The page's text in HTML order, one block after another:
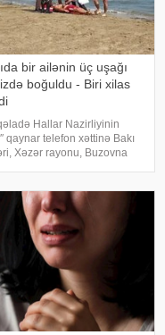
bir ailənin üç uşağı
boğuldu - Biri xilas
Hallar Nazirliyinin
qaynar telefon xəttinə Bakı
Xəzər rayonu, Buzovna
dənizdə nəzarətsiz ərazidə 3
batması barədə məluma